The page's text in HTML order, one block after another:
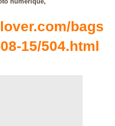
bags
15/504.html